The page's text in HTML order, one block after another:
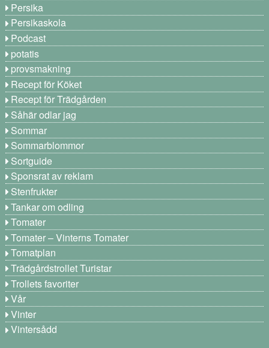
Persika
Persikaskola
Podcast
potatis
provsmakning
Recept för Köket
Recept för Trädgården
Såhär odlar jag
Sommar
Sommarblommor
Sortguide
Sponsrat av reklam
Stenfrukter
Tankar om odling
Tomater
Tomater – Vinterns Tomater
Tomatplan
Trädgårdstrollet Turistar
Trollets favoriter
Vår
Vinter
Vintersådd